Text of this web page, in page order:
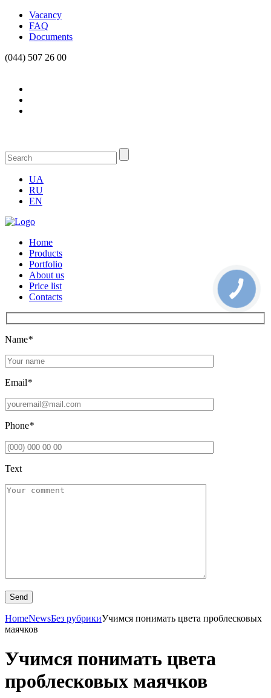
Vacancy
FAQ
Documents
(044) 507 26 00
UA
RU
EN
Home
Products
Portfolio
About us
Price list
Contacts
Name*
Email*
Phone*
Text
HomeNewsБез рубрикиУчимся понимать цвета проблесковых
маячков
Учимся понимать цвета
проблесковых маячков